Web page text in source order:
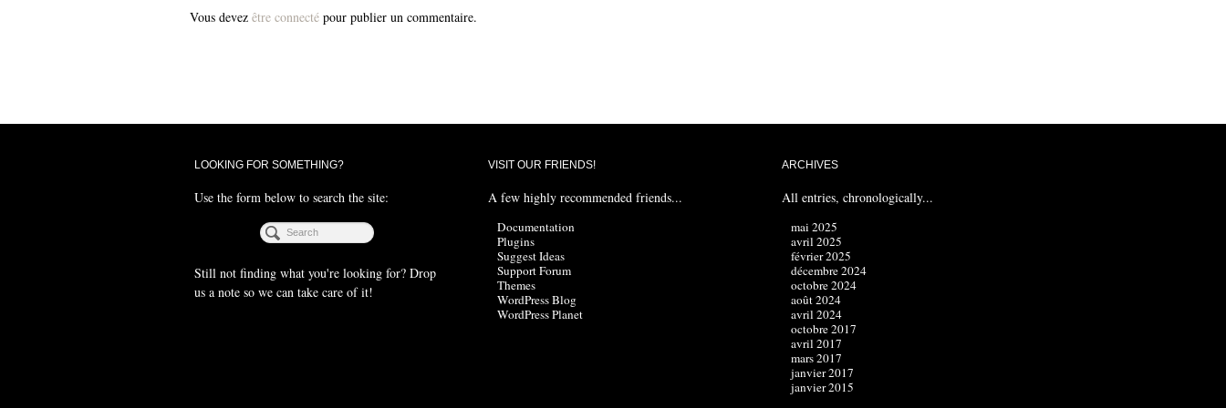
Vous devez être connecté pour publier un commentaire.
LOOKING FOR SOMETHING?
Use the form below to search the site:
Still not finding what you're looking for? Drop
us a note so we can take care of it!
VISIT OUR FRIENDS!
A few highly recommended friends...
Documentation
Plugins
Suggest Ideas
Support Forum
Themes
WordPress Blog
WordPress Planet
ARCHIVES
All entries, chronologically...
mai 2025
avril 2025
février 2025
décembre 2024
octobre 2024
août 2024
avril 2024
octobre 2017
avril 2017
mars 2017
janvier 2017
janvier 2015